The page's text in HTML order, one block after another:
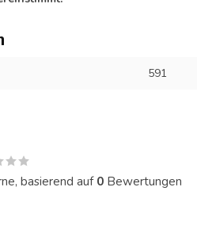
591
basierend auf0 Bewertungen